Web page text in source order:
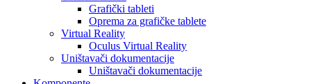
Grafički tableti
Oprema za grafičke tablete
Virtual Reality
Oculus Virtual Reality
Uništavači dokumentacije
Uništavači dokumentacije